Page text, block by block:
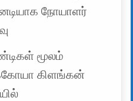
நோயாளர்
மூலம்
கிளங்கன்